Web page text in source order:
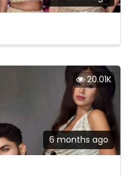
20.01K
6 months ago